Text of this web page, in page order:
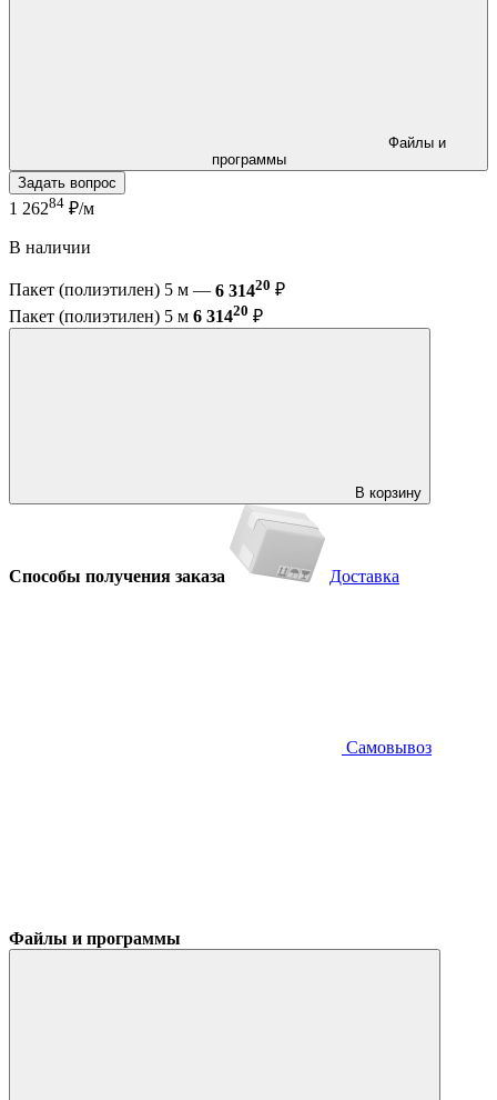
программы
Задать вопрос
1 26284 ₽/м
В наличии
Пакет (полиэтилен) 5 м — 6 31420 ₽
Пакет (полиэтилен) 5 м 6 31420 ₽
В корзину
Способы получения заказа Доставка
Самовывоз
Файлы и программы